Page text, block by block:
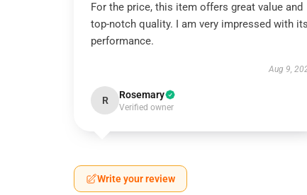
For the price, this item offers great value and
top-notch quality. I am very impressed with its
performance.
Aug 9,
R Rosemary
Verified owner
Write your review